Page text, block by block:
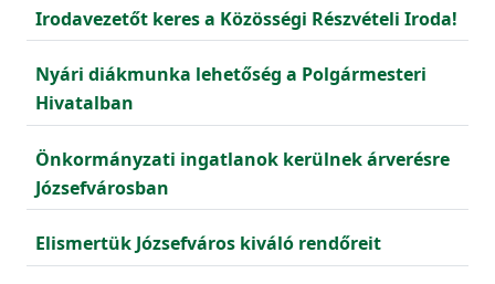
Irodavezetőt keres a Közösségi Részvételi Iroda!
Nyári diákmunka lehetőség a Polgármesteri
Hivatalban
Önkormányzati ingatlanok kerülnek árverésre
Józsefvárosban
Elismertük Józsefváros kiváló rendőreit